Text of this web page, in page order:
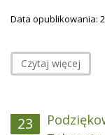
Data opublikowania:
Czytaj więcej
23